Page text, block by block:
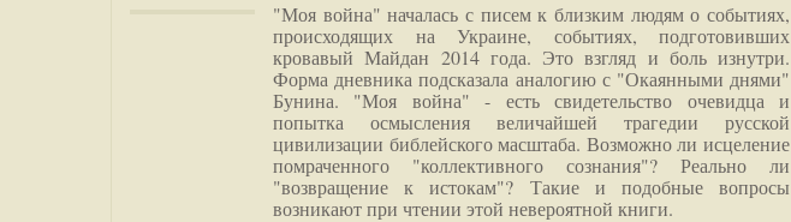
"Моя война" началась с писем к близким людям о событиях,
происходящих на Украине, событиях, подготовивших
кровавый Майдан 2014 года. Это взгляд и боль изнутри.
Форма дневника подсказала аналогию с "Окаянными днями"
Бунина. "Моя война" - есть свидетельство очевидца и
попытка осмысления величайшей трагедии русской
цивилизации библейского масштаба. Возможно ли исцеление
помраченного "коллективного сознания"? Реально ли
"возвращение к истокам"? Такие и подобные вопросы
возникают при чтении этой невероятной книги.